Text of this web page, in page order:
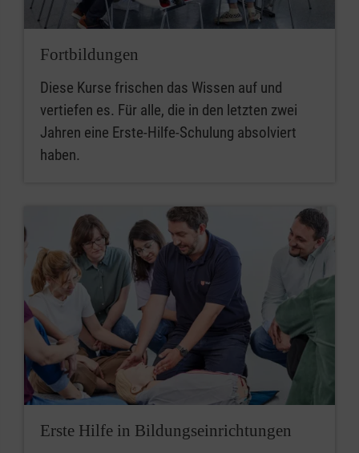
Fortbildungen
Diese Kurse frischen das Wissen auf und
vertiefen es. Für alle, die in den letzten zwei
Jahren eine Erste-Hilfe-Schulung absolviert
haben.
Erste Hilfe in Bildungseinrichtungen